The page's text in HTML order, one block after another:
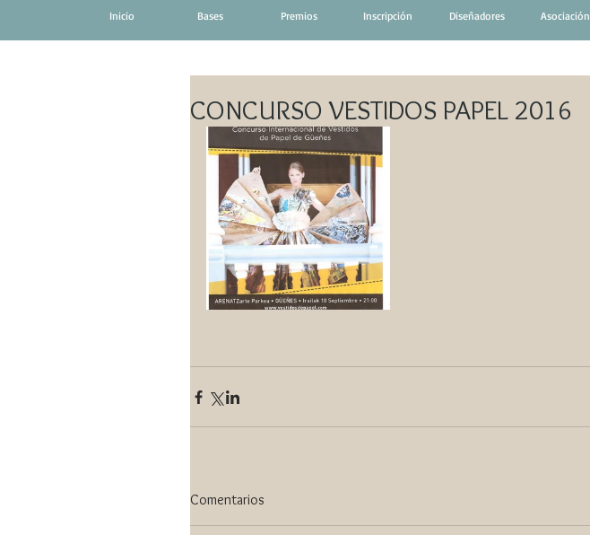
Inicio Bases Premios Inscripción Diseñadores Asociación
CONCURSO VESTIDOS PAPEL 2016
Comentarios